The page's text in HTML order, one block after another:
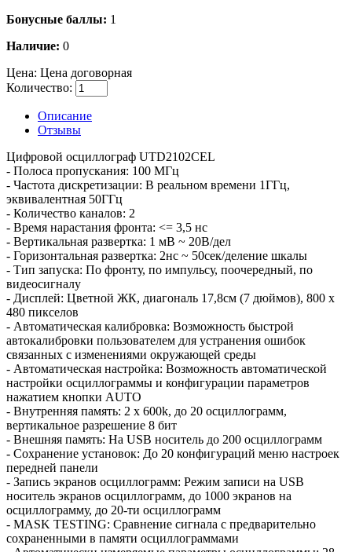
Бонусные баллы: 1
Наличие: 0
Цена: Цена договорная
Количество:
Описание
Отзывы
Цифровой осциллограф UTD2102CEL
- Полоса пропускания: 100 МГц
- Частота дискретизации: В реальном времени 1ГГц,
эквивалентная 50ГГц
- Количество каналов: 2
- Время нарастания фронта: <= 3,5 нс
- Вертикальная развертка: 1 мВ ~ 20В/дел
- Горизонтальная развертка: 2нс ~ 50сек/деление шкалы
- Тип запуска: По фронту, по импульсу, поочередный, по
видеосигналу
- Дисплей: Цветной ЖК, диагональ 17,8см (7 дюймов), 800 x
480 пикселов
- Автоматическая калибровка: Возможность быстрой
автокалибровки пользователем для устранения ошибок
связанных с изменениями окружающей среды
- Автоматическая настройка: Возможность автоматической
настройки осциллограммы и конфигурации параметров
нажатием кнопки AUTO
- Внутренняя память: 2 x 600k, до 20 осциллограмм,
вертикальное разрешение 8 бит
- Внешняя память: На USB носитель до 200 осциллограмм
- Сохранение установок: До 20 конфигураций меню настроек
передней панели
- Запись экранов осциллограмм: Режим записи на USB
носитель экранов осциллограмм, до 1000 экранов на
осциллограмму, до 20-ти осциллограмм
- MASK TESTING: Сравнение сигнала с предварительно
сохраненными в памяти осциллограммами